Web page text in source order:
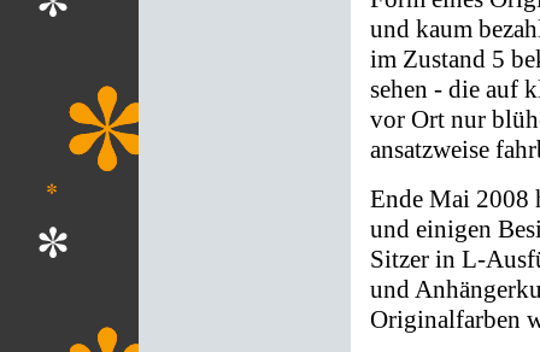
und kaum
im Zustand 5
sehen - die auf
vor Ort nur
ansatzweise
Ende Mai 2008
und einigen
Sitzer in L-
und
Originalfarben